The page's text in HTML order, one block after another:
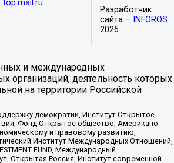
top.mail.ru
Разработчик
сайта –
INFOROS
2026
и международных
организаций, деятельность которых
на территории Российской
демократии, Институт Открытое
Фонд Открытое общество, Американо-
и правовому развитию,
Институт Международных Отношений,
FUND, Международный
Открытая Россия, Институт современной